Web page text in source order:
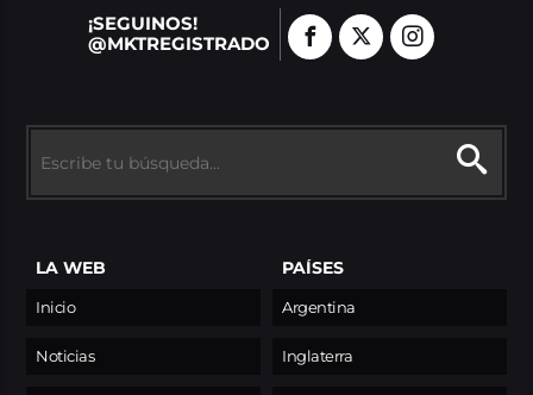
¡SEGUINOS!
@MKTREGISTRADO
LA WEB
Inicio
Noticias
PAÍSES
Argentina
Inglaterra